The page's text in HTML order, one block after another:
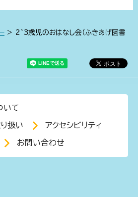
> 2~3歳児のおはなし会（ふきあげ図書
いて
扱い アクセシビリティ
お問い合わせ